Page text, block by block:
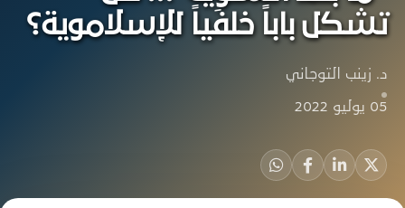
تشكل باباً خلفياً للإسلاموية؟
د. زينب التوجاني
05 يوليو 2022